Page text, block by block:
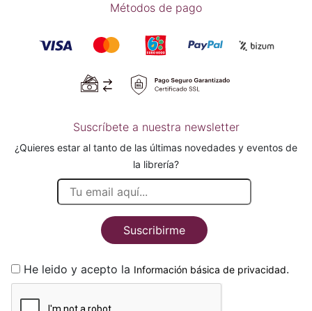
Métodos de pago
Suscríbete a nuestra newsletter
¿Quieres estar al tanto de las últimas novedades y eventos de
la librería?
Suscribirme
He leido y acepto la Información básica de privacidad.